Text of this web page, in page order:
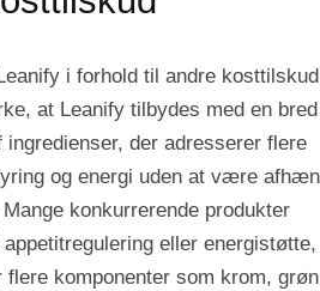
i forhold til andre
at Leanify tilbydes med en bred
der adresserer flere
og energi uden at være
konkurrerende produkter
eller
flere komponenter som krom,